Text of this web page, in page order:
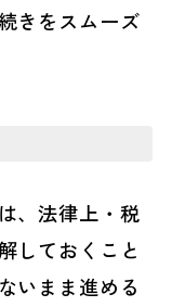
きをスムーズ
、法律上・税
しておくこと
いまま進める